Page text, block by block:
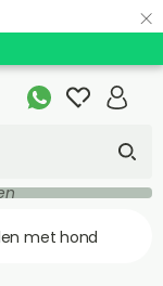
×
met hond